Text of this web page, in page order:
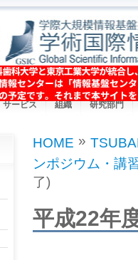
サービス 組織 研究部門
You are here
HOME »
ンポジウム・講
了)
平成22年